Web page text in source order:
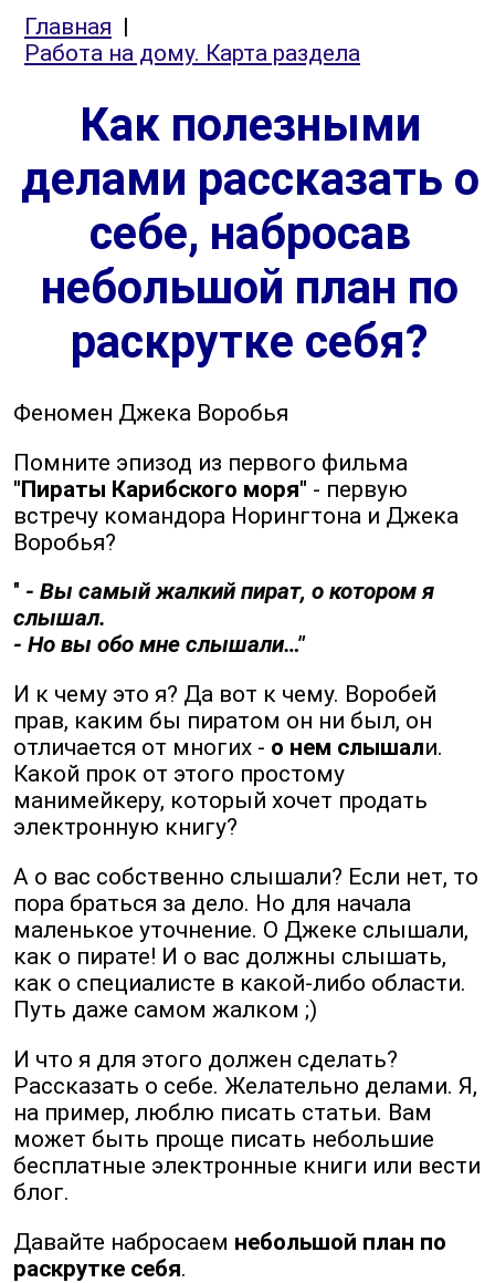
Главная |
Работа на дому. Карта раздела
Как полезными
делами рассказать о
себе, набросав
небольшой план по
раскрутке себя?
Феномен Джека Воробья
Помните эпизод из первого фильма
"Пираты Карибского моря" - первую
встречу командора Норингтона и Джека
Воробья?
" - Вы самый жалкий пират, о котором я
слышал.
- Но вы обо мне слышали…"
И к чему это я? Да вот к чему. Воробей
прав, каким бы пиратом он ни был, он
отличается от многих - о нем слышали.
Какой прок от этого простому
манимейкеру, который хочет продать
электронную книгу?
А о вас собственно слышали? Если нет, то
пора браться за дело. Но для начала
маленькое уточнение. О Джеке слышали,
как о пирате! И о вас должны слышать,
как о специалисте в какой-либо области.
Путь даже самом жалком ;)
И что я для этого должен сделать?
Рассказать о себе. Желательно делами. Я,
на пример, люблю писать статьи. Вам
может быть проще писать небольшие
бесплатные электронные книги или вести
блог.
Давайте набросаем небольшой план по
раскрутке себя.